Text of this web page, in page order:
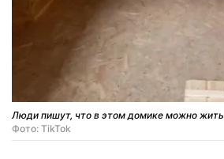
Люди пишут, что в этом домике можно жить
Фото: TikTok